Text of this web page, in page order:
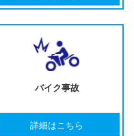
バイク事故
詳細はこちら